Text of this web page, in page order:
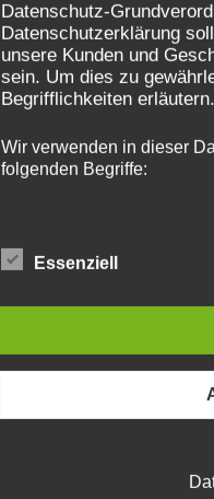
Datenschutz-
Datenschutzerklärung
unsere Kunden und
sein. Um dies zu
Begrifflichkeiten erläutern.
Wir verwenden in dieser
folgenden Begriffe:
a)
Folgenden
wird eine
insbesondere
Namen, zu einer
Online-Kennung
Merkmalen, die
Essenziell